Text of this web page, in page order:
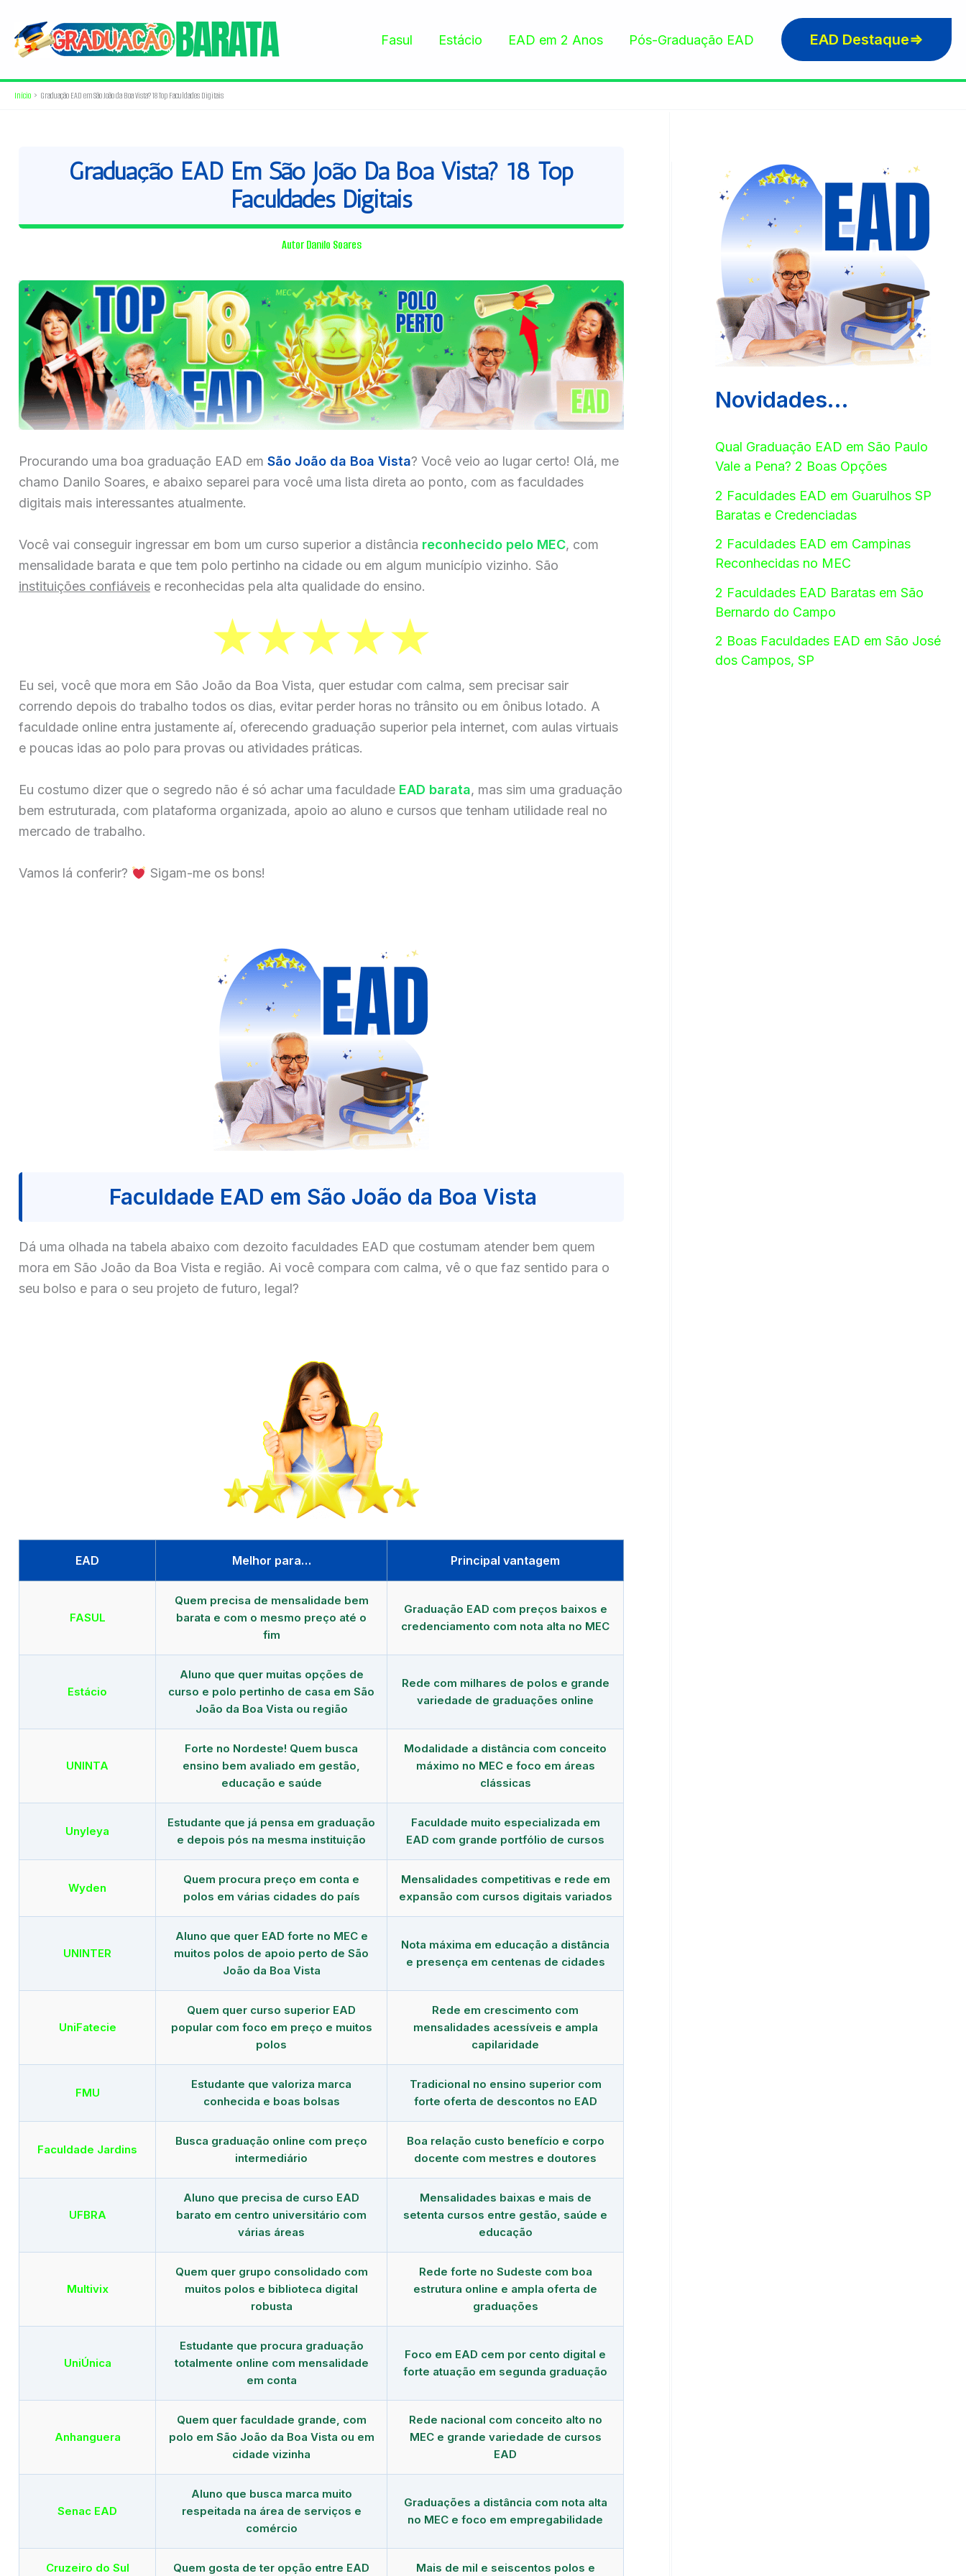
para
Fasul Estácio EAD em 2 Anos Pós-Graduação EAD EAD Destaque⇒
Início Graduação EAD em São João da Boa Vista? 18 Top Faculdades Digitais
Graduação EAD Em São João Da Boa Vista? 18 Top
Faculdades Digitais
Autor Danilo Soares
Procurando uma boa graduação EAD em São João da Boa Vista? Você veio ao lugar certo! Olá, me
chamo Danilo Soares, e abaixo separei para você uma lista direta ao ponto, com as faculdades
digitais mais interessantes atualmente.
Você vai conseguir ingressar em bom um curso superior a distância reconhecido pelo MEC, com
mensalidade barata e que tem polo pertinho na cidade ou em algum município vizinho. São
instituições confiáveis e reconhecidas pela alta qualidade do ensino.
Eu sei, você que mora em São João da Boa Vista, quer estudar com calma, sem precisar sair
correndo depois do trabalho todos os dias, evitar perder horas no trânsito ou em ônibus lotado. A
faculdade online entra justamente aí, oferecendo graduação superior pela internet, com aulas virtuais
e poucas idas ao polo para provas ou atividades práticas.
Eu costumo dizer que o segredo não é só achar uma faculdade EAD barata, mas sim uma graduação
bem estruturada, com plataforma organizada, apoio ao aluno e cursos que tenham utilidade real no
mercado de trabalho.
Vamos lá conferir? Sigam-me os bons!
Faculdade EAD em São João da Boa Vista
Dá uma olhada na tabela abaixo com dezoito faculdades EAD que costumam atender bem quem
mora em São João da Boa Vista e região. Ai você compara com calma, vê o que faz sentido para o
seu bolso e para o seu projeto de futuro, legal?
EAD Melhor para… Principal vantagem
FASUL
Quem precisa de mensalidade bem
barata e com o mesmo preço até o
fim
Graduação EAD com preços baixos e
credenciamento com nota alta no MEC
Estácio
Aluno que quer muitas opções de
curso e polo pertinho de casa em São
João da Boa Vista ou região
Rede com milhares de polos e grande
variedade de graduações online
UNINTA
Forte no Nordeste! Quem busca
ensino bem avaliado em gestão,
educação e saúde
Modalidade a distância com conceito
máximo no MEC e foco em áreas
clássicas
Unyleya
Estudante que já pensa em graduação
e depois pós na mesma instituição
Faculdade muito especializada em
EAD com grande portfólio de cursos
Wyden
Quem procura preço em conta e
polos em várias cidades do país
Mensalidades competitivas e rede em
expansão com cursos digitais variados
UNINTER
Aluno que quer EAD forte no MEC e
muitos polos de apoio perto de São
João da Boa Vista
Nota máxima em educação a distância
e presença em centenas de cidades
UniFatecie
Quem quer curso superior EAD
popular com foco em preço e muitos
polos
Rede em crescimento com
mensalidades acessíveis e ampla
capilaridade
FMU
Estudante que valoriza marca
conhecida e boas bolsas
Tradicional no ensino superior com
forte oferta de descontos no EAD
Faculdade Jardins
Busca graduação online com preço
intermediário
Boa relação custo benefício e corpo
docente com mestres e doutores
UFBRA
Aluno que precisa de curso EAD
barato em centro universitário com
várias áreas
Mensalidades baixas e mais de
setenta cursos entre gestão, saúde e
educação
Multivix
Quem quer grupo consolidado com
muitos polos e biblioteca digital
robusta
Rede forte no Sudeste com boa
estrutura online e ampla oferta de
graduações
UniÚnica
Estudante que procura graduação
totalmente online com mensalidade
em conta
Foco em EAD cem por cento digital e
forte atuação em segunda graduação
Anhanguera
Quem quer faculdade grande, com
polo em São João da Boa Vista ou em
cidade vizinha
Rede nacional com conceito alto no
MEC e grande variedade de cursos
EAD
Senac EAD
Aluno que busca marca muito
respeitada na área de serviços e
comércio
Graduações a distância com nota alta
no MEC e foco em empregabilidade
Cruzeiro do Sul Quem gosta de ter opção entre EAD Mais de mil e seiscentos polos e
Novidades…
Qual Graduação EAD em São Paulo
Vale a Pena? 2 Boas Opções
2 Faculdades EAD em Guarulhos SP
Baratas e Credenciadas
2 Faculdades EAD em Campinas
Reconhecidas no MEC
2 Faculdades EAD Baratas em São
Bernardo do Campo
2 Boas Faculdades EAD em São José
dos Campos, SP